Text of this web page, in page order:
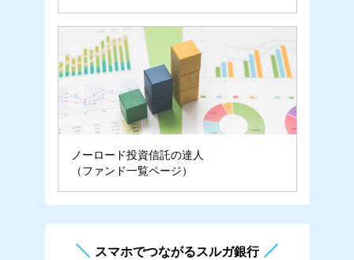
ノーロード投資信託の達人
（ファンド一覧ページ）
スマホでつながるスルガ銀行